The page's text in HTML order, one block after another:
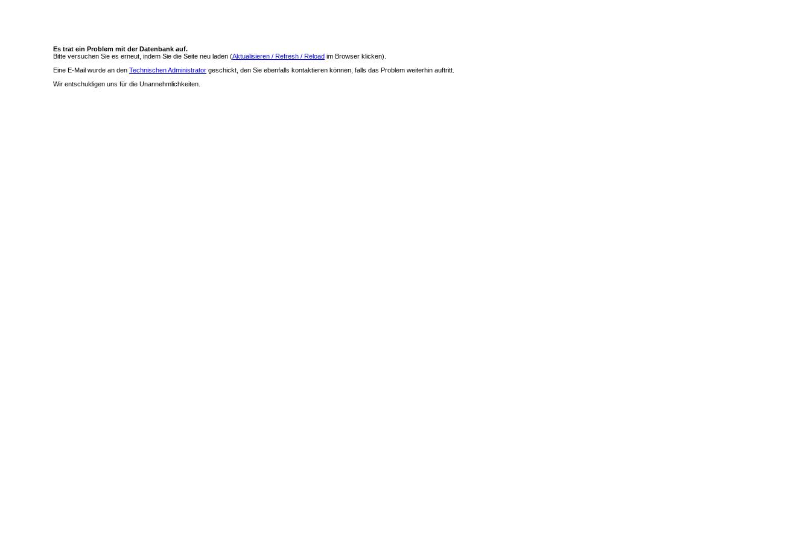
Es trat ein Problem mit der Datenbank auf.
Bitte versuchen Sie es erneut, indem Sie die Seite neu laden (Aktualisieren / Refresh / Reload im Browser klicken).
Eine E-Mail wurde an den Technischen Administrator geschickt, den Sie ebenfalls kontaktieren können, falls das Problem weiterhin auftritt.
Wir entschuldigen uns für die Unannehmlichkeiten.